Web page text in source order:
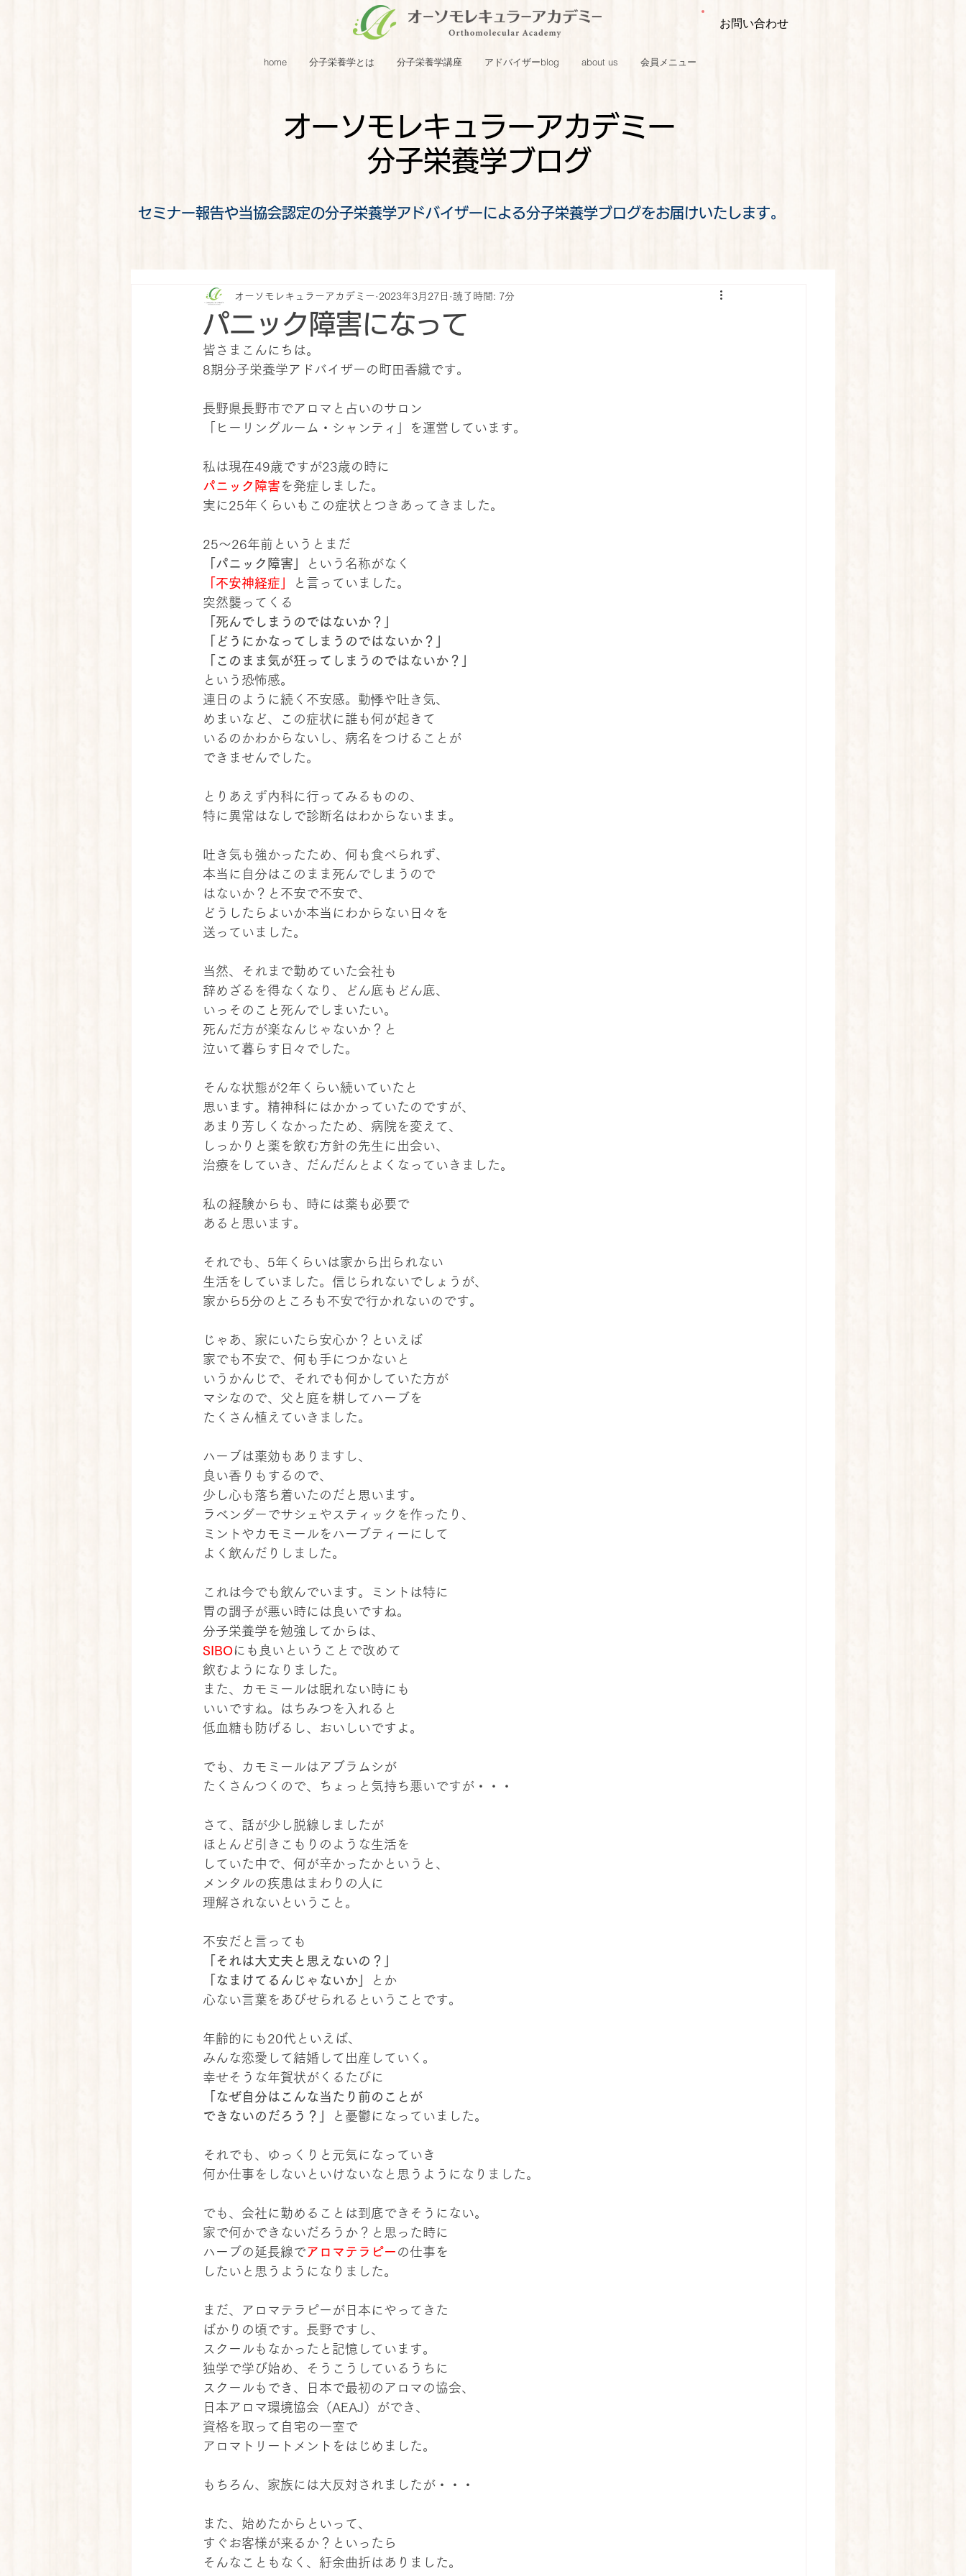
お問い合わせ
home 分子栄養学とは 分子栄養学講座 アドバイザーblog about us 会員メニュー
オーソモレキュラーアカデミー
分子栄養学ブログ
セミナー報告や当協会認定の分子栄養学アドバイザーによる分子栄養学ブログをお届けいたします。
パニック障害になって
オーソモレキュラーアカデミー 2023年3月27日 読了時間: 7分
皆さまこんにちは。
8期分子栄養学アドバイザーの町田香織です。
長野県長野市でアロマと占いのサロン
「ヒーリングルーム・シャンティ」を運営しています。
私は現在49歳ですが23歳の時に
パニック障害 を発症しました。
実に25年くらいもこの症状とつきあってきました。
25～26年前というとまだ
「パニック障害」
という名称がなく
「不安神経症」
と言っていました。
突然襲ってくる
「死んでしまうのではないか？」
「どうにかなってしまうのではないか？」
「このまま気が狂ってしまうのではないか？」
という恐怖感。
連日のように続く不安感。動悸や吐き気、
めまいなど、この症状に誰も何が起きて
いるのかわからないし、病名をつけることが
できませんでした。
とりあえず内科に行ってみるものの、
特に異常はなしで診断名はわからないまま。
吐き気も強かったため、何も食べられず、
本当に自分はこのまま死んでしまうので
はないか？と不安で不安で、
どうしたらよいか本当にわからない日々を
送っていました。
当然、それまで勤めていた会社も
辞めざるを得なくなり、どん底もどん底、
いっそのこと死んでしまいたい。
死んだ方が楽なんじゃないか？と
泣いて暮らす日々でした。
そんな状態が2年くらい続いていたと
思います。精神科にはかかっていたのですが、
あまり芳しくなかったため、病院を変えて、
しっかりと薬を飲む方針の先生に出会い、
治療をしていき、だんだんとよくなっていきました。
私の経験からも、時には薬も必要で
あると思います。
それでも、5年くらいは家から出られない
生活をしていました。信じられないでしょうが、
家から5分のところも不安で行かれないのです。
じゃあ、家にいたら安心か？といえば
家でも不安で、何も手につかないと
いうかんじで、それでも何かしていた方が
マシなので、父と庭を耕してハーブを
たくさん植えていきました。
ハーブは薬効もありますし、
良い香りもするので、
少し心も落ち着いたのだと思います。
ラベンダーでサシェやスティックを作ったり、
ミントやカモミールをハーブティーにして
よく飲んだりしました。
これは今でも飲んでいます。ミントは特に
胃の調子が悪い時には良いですね。
分子栄養学を勉強してからは、
SIBOにも良いということで改めて
飲むようになりました。
また、カモミールは眠れない時にも
いいですね。はちみつを入れると
低血糖も防げるし、おいしいですよ。
でも、カモミールはアブラムシが
たくさんつくので、ちょっと気持ち悪いですが・・・
さて、話が少し脱線しましたが
ほとんど引きこもりのような生活を
していた中で、何が辛かったかというと、
メンタルの疾患はまわりの人に
理解されないということ。
不安だと言っても
「それは大丈夫と思えないの？」
「なまけてるんじゃないか」
とか
心ない言葉をあびせられるということです。
年齢的にも20代といえば、
みんな恋愛して結婚して出産していく。
幸せそうな年賀状がくるたびに
「なぜ自分はこんな当たり前のことが
できないのだろう？」
と憂鬱になっていました。
それでも、ゆっくりと元気になっていき
何か仕事をしないといけないなと思うようになりました。
でも、会社に勤めることは到底できそうにない。
家で何かできないだろうか？と思った時に
ハーブの延長線でアロマテラピー の仕事を
したいと思うようになりました。
まだ、アロマテラピーが日本にやってきた
ばかりの頃です。長野ですし、
スクールもなかったと記憶しています。
独学で学び始め、そうこうしているうちに
スクールもでき、日本で最初のアロマの協会、
日本アロマ環境協会（AEAJ）ができ、
資格を取って自宅の一室で
アロマトリートメントをはじめました。
もちろん、家族には大反対されましたが・・・
また、始めたからといって、
すぐお客様が来るか？といったら
そんなこともなく、紆余曲折はありました。